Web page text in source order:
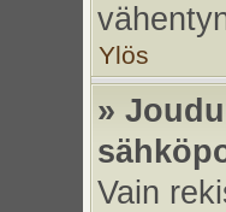
Ylös
»
Vain